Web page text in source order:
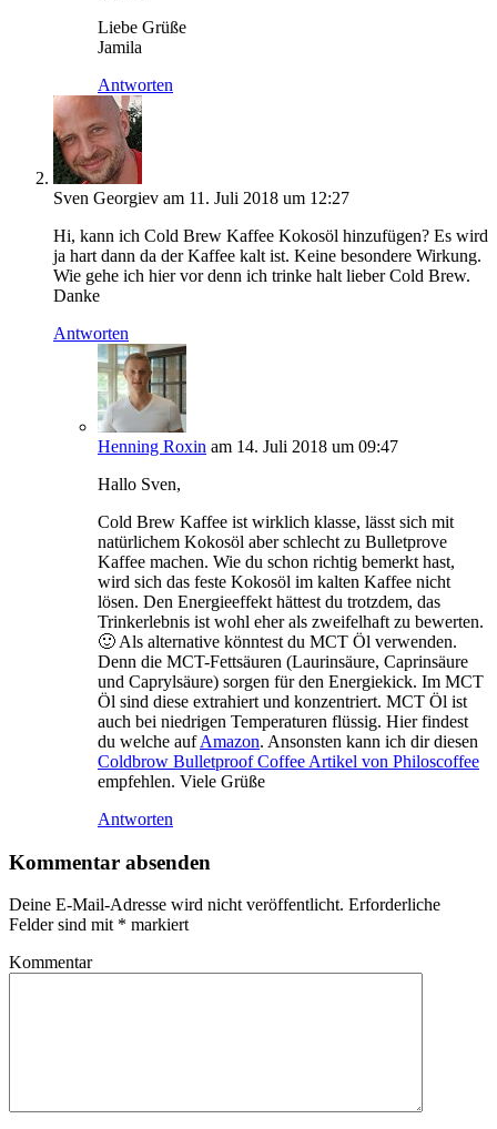
Liebe Grüße
Jamila
Antworten
Sven Georgiev am 11. Juli 2018 um 12:27
Hi, kann ich Cold Brew Kaffee Kokosöl hinzufügen? Es wird
ja hart dann da der Kaffee kalt ist. Keine besondere Wirkung.
Wie gehe ich hier vor denn ich trinke halt lieber Cold Brew.
Danke
Antworten
Henning Roxin am 14. Juli 2018 um 09:47
Hallo Sven,
Cold Brew Kaffee ist wirklich klasse, lässt sich mit
natürlichem Kokosöl aber schlecht zu Bulletprove
Kaffee machen. Wie du schon richtig bemerkt hast,
wird sich das feste Kokosöl im kalten Kaffee nicht
lösen. Den Energieeffekt hättest du trotzdem, das
Trinkerlebnis ist wohl eher als zweifelhaft zu bewerten.
🙂 Als alternative könntest du MCT Öl verwenden.
Denn die MCT-Fettsäuren (Laurinsäure, Caprinsäure
und Caprylsäure) sorgen für den Energiekick. Im MCT
Öl sind diese extrahiert und konzentriert. MCT Öl ist
auch bei niedrigen Temperaturen flüssig. Hier findest
du welche aufAmazon. Ansonsten kann ich dir diesen
Coldbrow Bulletproof Coffee Artikel von Philoscoffee
empfehlen. Viele Grüße
Antworten
Kommentar absenden
Deine E-Mail-Adresse wird nicht veröffentlicht. Erforderliche
Felder sind mit * markiert
Kommentar